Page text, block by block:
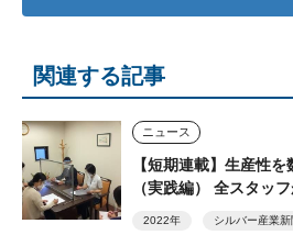
関連する記事
ニュース
【短期連載】生産性
（実践編） 全スタッ
2022年 シルバー産業新